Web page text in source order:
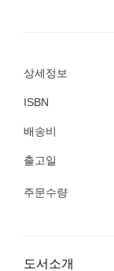
상세정보
ISBN
배송비
출고일
주문수량
도서소개